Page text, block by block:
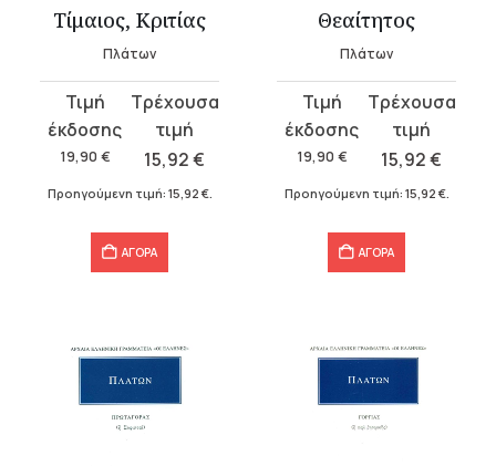
Τίμαιος, Κριτίας
Πλάτων
19,90 €
Original
price
was:
19,90 €.
15,92€
τρέχουσα
τιμή
είναι:
Προηγούμενη τιμή: 15,92 €.
ΑΓΟΡΑ
Θεαίτητος
Πλάτων
19,90 €
Original
price
was:
19,90 €.
15,92€
τρέχουσα
τιμή
είναι:
Προηγούμενη τιμή: 15,92 €.
ΑΓΟΡΑ